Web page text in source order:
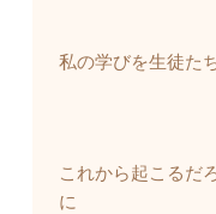
私の学びを生徒た
これから起こるだ
に